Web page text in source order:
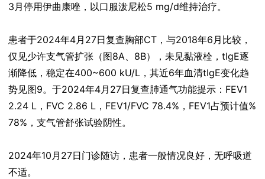
3月停用伊曲康唑，以口服泼尼松5 mg/d维持治疗。
患者于2024年4月27日复查胸部CT，与2018年6月比较，
仅见少许支气管扩张（图8A、8B），未见黏液栓，tIgE逐
渐降低，稳定在400~600 kU/L，其近6年血清tIgE变化趋
势见图9。于2024年4月27日复查肺通气功能提示：FEV1
2.24 L，FVC 2.86 L，FEV1/FVC 78.4%，FEV1占预计值%
78%，支气管舒张试验阴性。
2024年10月27日门诊随访，患者一般情况良好，无呼吸道
不适。